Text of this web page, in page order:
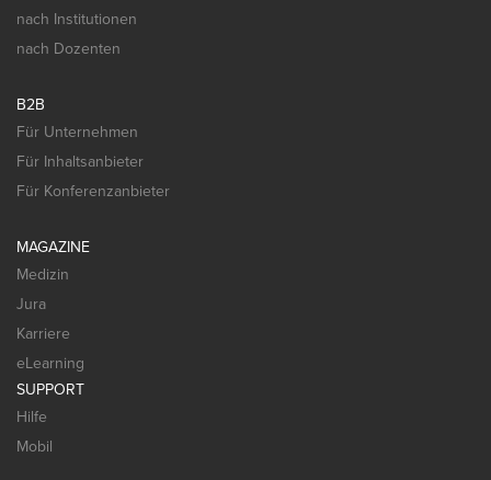
nach Institutionen
nach Dozenten
B2B
Für Unternehmen
Für Inhaltsanbieter
Für Konferenzanbieter
MAGAZINE
Medizin
Jura
Karriere
eLearning
SUPPORT
Hilfe
Mobil